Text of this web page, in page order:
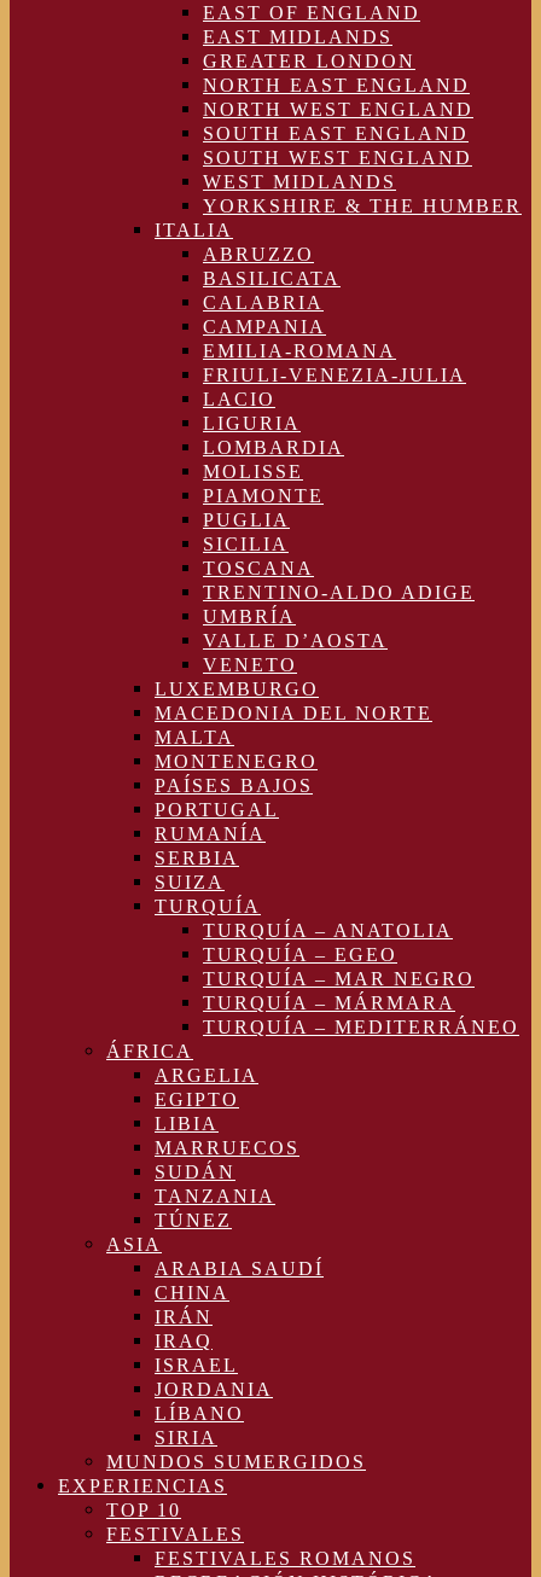
EAST OF ENGLAND
EAST MIDLANDS
GREATER LONDON
NORTH EAST ENGLAND
NORTH WEST ENGLAND
SOUTH EAST ENGLAND
SOUTH WEST ENGLAND
WEST MIDLANDS
YORKSHIRE & THE HUMBER
ITALIA
ABRUZZO
BASILICATA
CALABRIA
CAMPANIA
EMILIA-ROMANA
FRIULI-VENEZIA-JULIA
LACIO
LIGURIA
LOMBARDIA
MOLISSE
PIAMONTE
PUGLIA
SICILIA
TOSCANA
TRENTINO-ALDO ADIGE
UMBRÍA
VALLE D’AOSTA
VENETO
LUXEMBURGO
MACEDONIA DEL NORTE
MALTA
MONTENEGRO
PAÍSES BAJOS
PORTUGAL
RUMANÍA
SERBIA
SUIZA
TURQUÍA
TURQUÍA – ANATOLIA
TURQUÍA – EGEO
TURQUÍA – MAR NEGRO
TURQUÍA – MÁRMARA
TURQUÍA – MEDITERRÁNEO
ÁFRICA
ARGELIA
EGIPTO
LIBIA
MARRUECOS
SUDÁN
TANZANIA
TÚNEZ
ASIA
ARABIA SAUDÍ
CHINA
IRÁN
IRAQ
ISRAEL
JORDANIA
LÍBANO
SIRIA
MUNDOS SUMERGIDOS
EXPERIENCIAS
TOP 10
FESTIVALES
FESTIVALES ROMANOS